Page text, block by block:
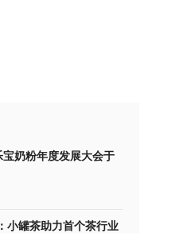
奶粉年度发展大会于
小罐茶助力首个茶行业